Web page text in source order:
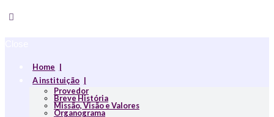
Home
A instituição
Provedor
Breve História
Missão, Visão e Valores
Organograma